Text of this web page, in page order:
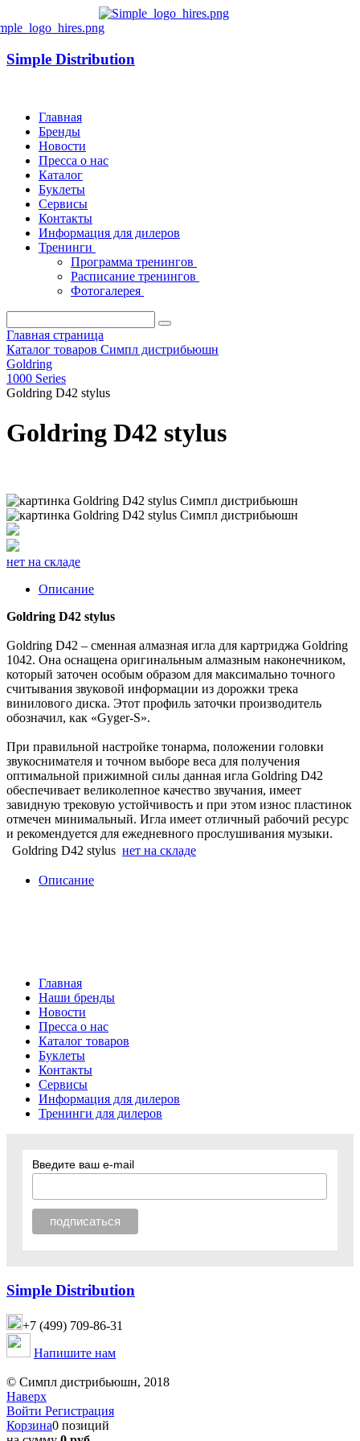
Simple Distribution
Главная
Бренды
Новости
Пресса о нас
Каталог
Буклеты
Сервисы
Контакты
Информация для дилеров
Тренинги
Программа тренингов
Расписание тренингов
Фотогалерея
Главная страница
Каталог товаров Симпл дистрибьюшн
Goldring
1000 Series
Goldring D42 stylus
Goldring D42 stylus
нет на складе
Описание
Goldring D42 stylus
Goldring D42 – сменная алмазная игла для картриджа Goldring
1042. Она оснащена оригинальным алмазным наконечником,
который заточен особым образом для максимально точного
считывания звуковой информации из дорожки трека
винилового диска. Этот профиль заточки производитель
обозначил, как «Gyger-S».
При правильной настройке тонарма, положении головки
звукоснимателя и точном выборе веса для получения
оптимальной прижимной силы данная игла Goldring D42
обеспечивает великолепное качество звучания, имеет
завидную трековую устойчивость и при этом износ пластинок
отмечен минимальный. Игла имеет отличный рабочий ресурс
и рекомендуется для ежедневного прослушивания музыки.
Goldring D42 stylus нет на складе
Описание
Главная
Наши бренды
Новости
Пресса о нас
Каталог товаров
Буклеты
Контакты
Сервисы
Информация для дилеров
Тренинги для дилеров
Введите ваш e-mail
Simple Distribution
+7 (499) 709-86-31
Напишите нам
© Симпл дистрибьюшн, 2018
Наверх
Войти Регистрация
Корзина0 позиций